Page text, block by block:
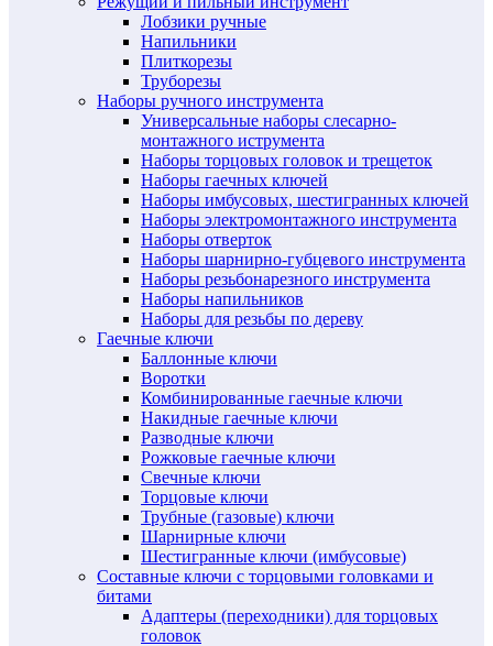
Лобзики ручные
Напильники
Плиткорезы
Труборезы
Наборы ручного инструмента
Универсальные наборы слесарно-
монтажного иструмента
Наборы торцовых головок и трещеток
Наборы гаечных ключей
Наборы имбусовых, шестигранных ключей
Наборы электромонтажного инструмента
Наборы отверток
Наборы шарнирно-губцевого инструмента
Наборы резьбонарезного инструмента
Наборы напильников
Наборы для резьбы по дереву
Гаечные ключи
Баллонные ключи
Воротки
Комбинированные гаечные ключи
Накидные гаечные ключи
Разводные ключи
Рожковые гаечные ключи
Свечные ключи
Торцовые ключи
Трубные (газовые) ключи
Шарнирные ключи
Шестигранные ключи (имбусовые)
Составные ключи с торцовыми головками и
битами
Адаптеры (переходники) для торцовых
головок